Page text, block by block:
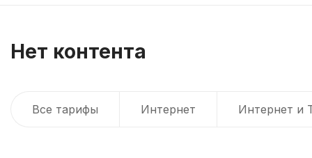
Нет контента
Все тарифы Интернет Интернет и